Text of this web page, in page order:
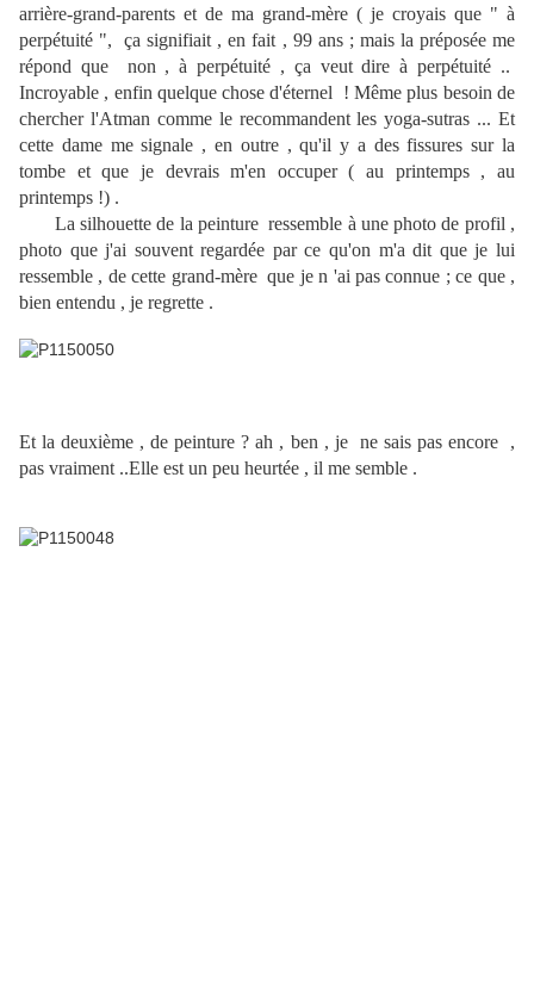
arrière-grand-parents et de ma grand-mère ( je croyais que " à
perpétuité ", ça signifiait , en fait , 99 ans ; mais la préposée me
répond que non , à perpétuité , ça veut dire à perpétuité ..
Incroyable , enfin quelque chose d'éternel ! Même plus besoin de
chercher l'Atman comme le recommandent les yoga-sutras ... Et
cette dame me signale , en outre , qu'il y a des fissures sur la
tombe et que je devrais m'en occuper ( au printemps , au
printemps !) .
La silhouette de la peinture ressemble à une photo de profil ,
photo que j'ai souvent regardée par ce qu'on m'a dit que je lui
ressemble , de cette grand-mère que je n 'ai pas connue ; ce que ,
bien entendu , je regrette .
Et la deuxième , de peinture ? ah , ben , je ne sais pas encore ,
pas vraiment ..Elle est un peu heurtée , il me semble .